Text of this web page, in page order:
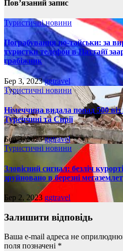
Пов’язаний запис
Туристичні новини
Пограбування по-тайськи: за
туристки телефон в Паттайї
грабіжник
Бер 3, 2023ggtravel
Туристичні новини
Німеччина видала понад 500
Туреччині та Сирії
Бер 3, 2023ggtravel
Туристичні новини
Зловісний сигнал: безліч
зруйновано в березні
Бер 2, 2023 ggtravel
Залишити відповідь
Ваша e-mail адреса не
поля позначені *